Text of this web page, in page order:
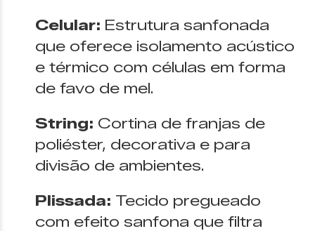
Celular: Estrutura sanfonada
que oferece isolamento acústico
e térmico com células em forma
de favo de mel.
String: Cortina de franjas de
poliéster, decorativa e para
divisão de ambientes.
Plissada: Tecido pregueado
com efeito sanfona que filtra